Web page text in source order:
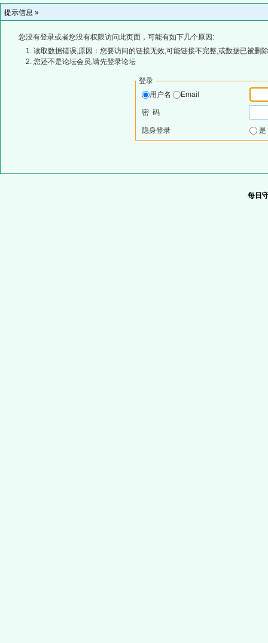
提示信息 »
您没有登录或者您没有权限访问此页面，可能有如下几个原因:
读取数据错误,原因：您要访问的链接无效,可能链接不完整,或数据已被删
您还不是论坛会员,请先登录论坛
登录
用户名
Email
密 码
隐身登录
每日